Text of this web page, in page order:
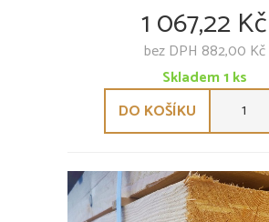
1 067,22 Kč
bez DPH 882,00 Kč
Skladem1ks
DO KOŠÍKU